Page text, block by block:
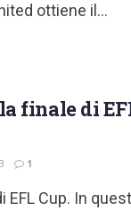
ottiene il...
finale di
1
EFL Cup. In